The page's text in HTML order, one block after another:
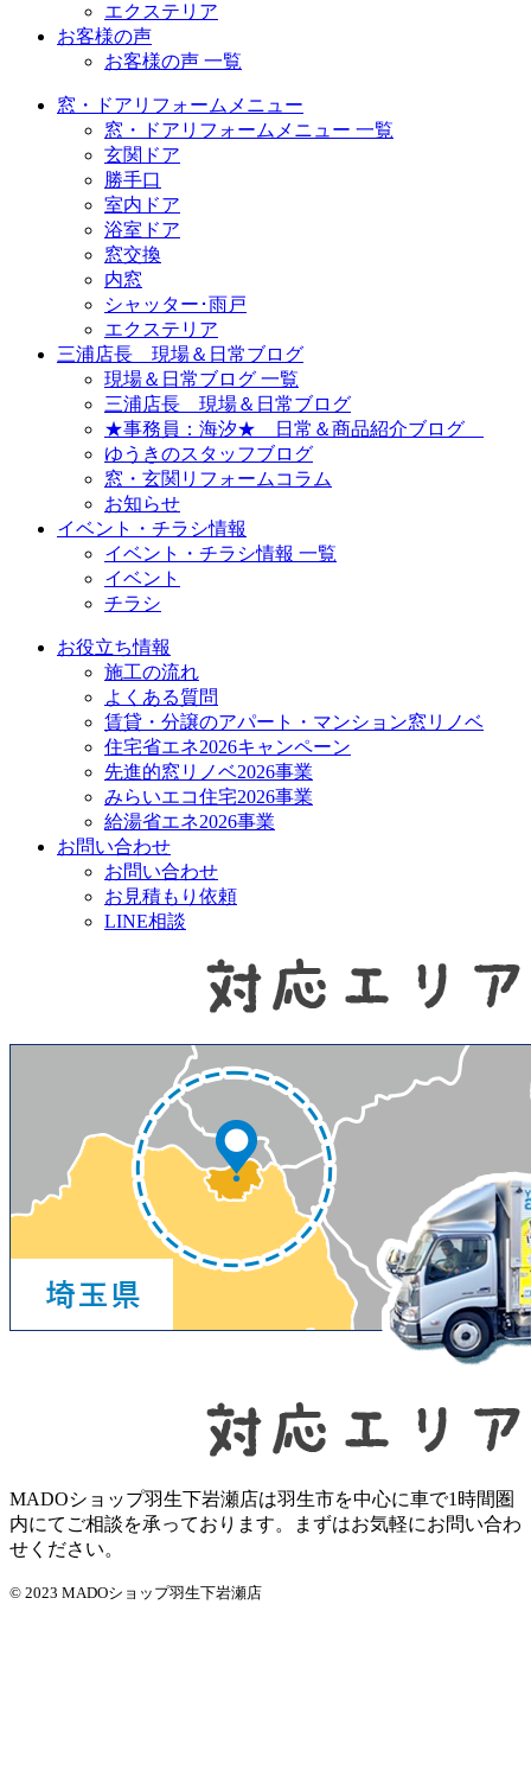
エクステリア
お客様の声
お客様の声 一覧
窓・ドアリフォームメニュー
窓・ドアリフォームメニュー 一覧
玄関ドア
勝手口
室内ドア
浴室ドア
窓交換
内窓
シャッター･雨戸
エクステリア
三浦店長 現場＆日常ブログ
現場＆日常ブログ 一覧
三浦店長 現場＆日常ブログ
★事務員：海汐★ 日常＆商品紹介ブログ
ゆうきのスタッフブログ
窓・玄関リフォームコラム
お知らせ
イベント・チラシ情報
イベント・チラシ情報 一覧
イベント
チラシ
お役立ち情報
施工の流れ
よくある質問
賃貸・分譲のアパート・マンション窓リノベ
住宅省エネ2026キャンペーン
先進的窓リノベ2026事業
みらいエコ住宅2026事業
給湯省エネ2026事業
お問い合わせ
お問い合わせ
お見積もり依頼
LINE相談
MADOショップ羽生下岩瀬店は羽生市を中心に車で1時間圏
内にてご相談を承っております。まずはお気軽にお問い合わ
せください。
© 2023 MADOショップ羽生下岩瀬店